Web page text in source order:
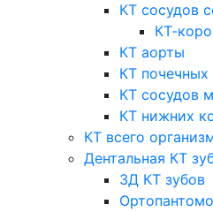
КТ сосудов
КТ-
КТ аорты
КТ почечных
КТ сосудов
КТ нижних
КТ всего
Дентальная КТ
3Д КТ зубов